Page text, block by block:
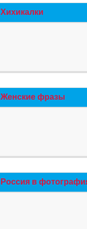
Хихикалки
Женские фразы
Россия в